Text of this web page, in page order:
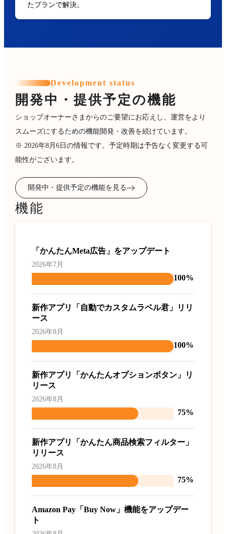
たプランで解決。
Development status
開発中・提供予定の機能
ショップオーナーさまからのご要望にお応えし、運営をより
スムーズにするための機能開発・改善を続けています。
※ 2026年8月6日の情報です。予定時期は予告なく変更する可
能性がございます。
開発中・提供予定の機能を見る
機能
「かんたんMeta広告」をアップデート
2026年7月
100%
新作アプリ「自動でカスタムラベル君」リリ
ース
2026年8月
100%
新作アプリ「かんたんオプションボタン」リ
リース
2026年8月
75%
新作アプリ「かんたん商品検索フィルター」
リリース
2026年8月
75%
Amazon Pay「Buy Now」機能をアップデー
ト